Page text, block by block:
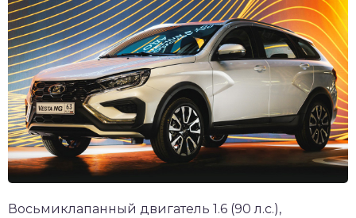
Восьмиклапанный двигатель 1.6 (90 л.с.),